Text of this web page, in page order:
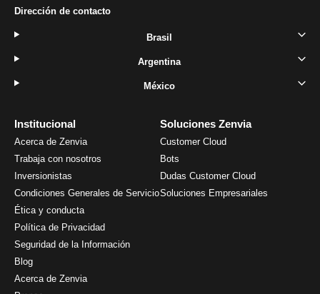
Institucional
Acerca de Zenvia
Trabaja con nosotros
Inversionistas
Condiciones Generales de Servicio
Ética y conducta
Política de Privacidad
Seguridad de la Información
Blog
Acerca de Zenvia
Soluciones Zenvia
Customer Cloud
Bots
Dudas Customer Cloud
Soluciones Empresariales
Dirección de contacto
Brasil
Argentina
México